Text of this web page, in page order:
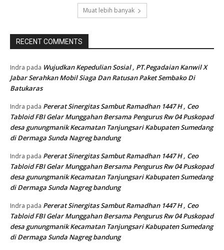
Muat lebih banyak
RECENT COMMENTS
Indra pada Wujudkan Kepedulian Sosial , PT.Pegadaian Kanwil X
Jabar Serahkan Mobil Siaga Dan Ratusan Paket Sembako Di
Batukaras
Indra pada Pererat Sinergitas Sambut Ramadhan 1447 H , Ceo
Tabloid FBI Gelar Munggahan Bersama Pengurus Rw 04 Puskopad
desa gunungmanik Kecamatan Tanjungsari Kabupaten Sumedang
di Dermaga Sunda Nagreg bandung
Indra pada Pererat Sinergitas Sambut Ramadhan 1447 H , Ceo
Tabloid FBI Gelar Munggahan Bersama Pengurus Rw 04 Puskopad
desa gunungmanik Kecamatan Tanjungsari Kabupaten Sumedang
di Dermaga Sunda Nagreg bandung
Indra pada Pererat Sinergitas Sambut Ramadhan 1447 H , Ceo
Tabloid FBI Gelar Munggahan Bersama Pengurus Rw 04 Puskopad
desa gunungmanik Kecamatan Tanjungsari Kabupaten Sumedang
di Dermaga Sunda Nagreg bandung